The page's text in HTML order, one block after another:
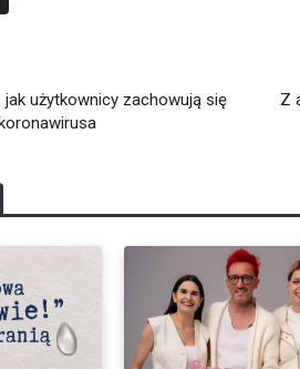
jak użytkownicy zachowują się
Z